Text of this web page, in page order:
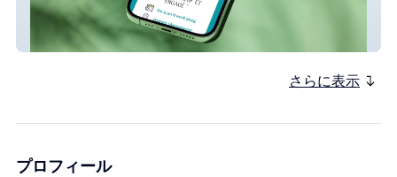
Roca Cup – Site internet pour compétition
de wing foil
さらに表示
プロフィール